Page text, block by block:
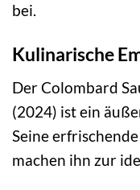
bei.
Kulinarische
Der Colombard
(2024) ist ein
Seine
machen ihn zur